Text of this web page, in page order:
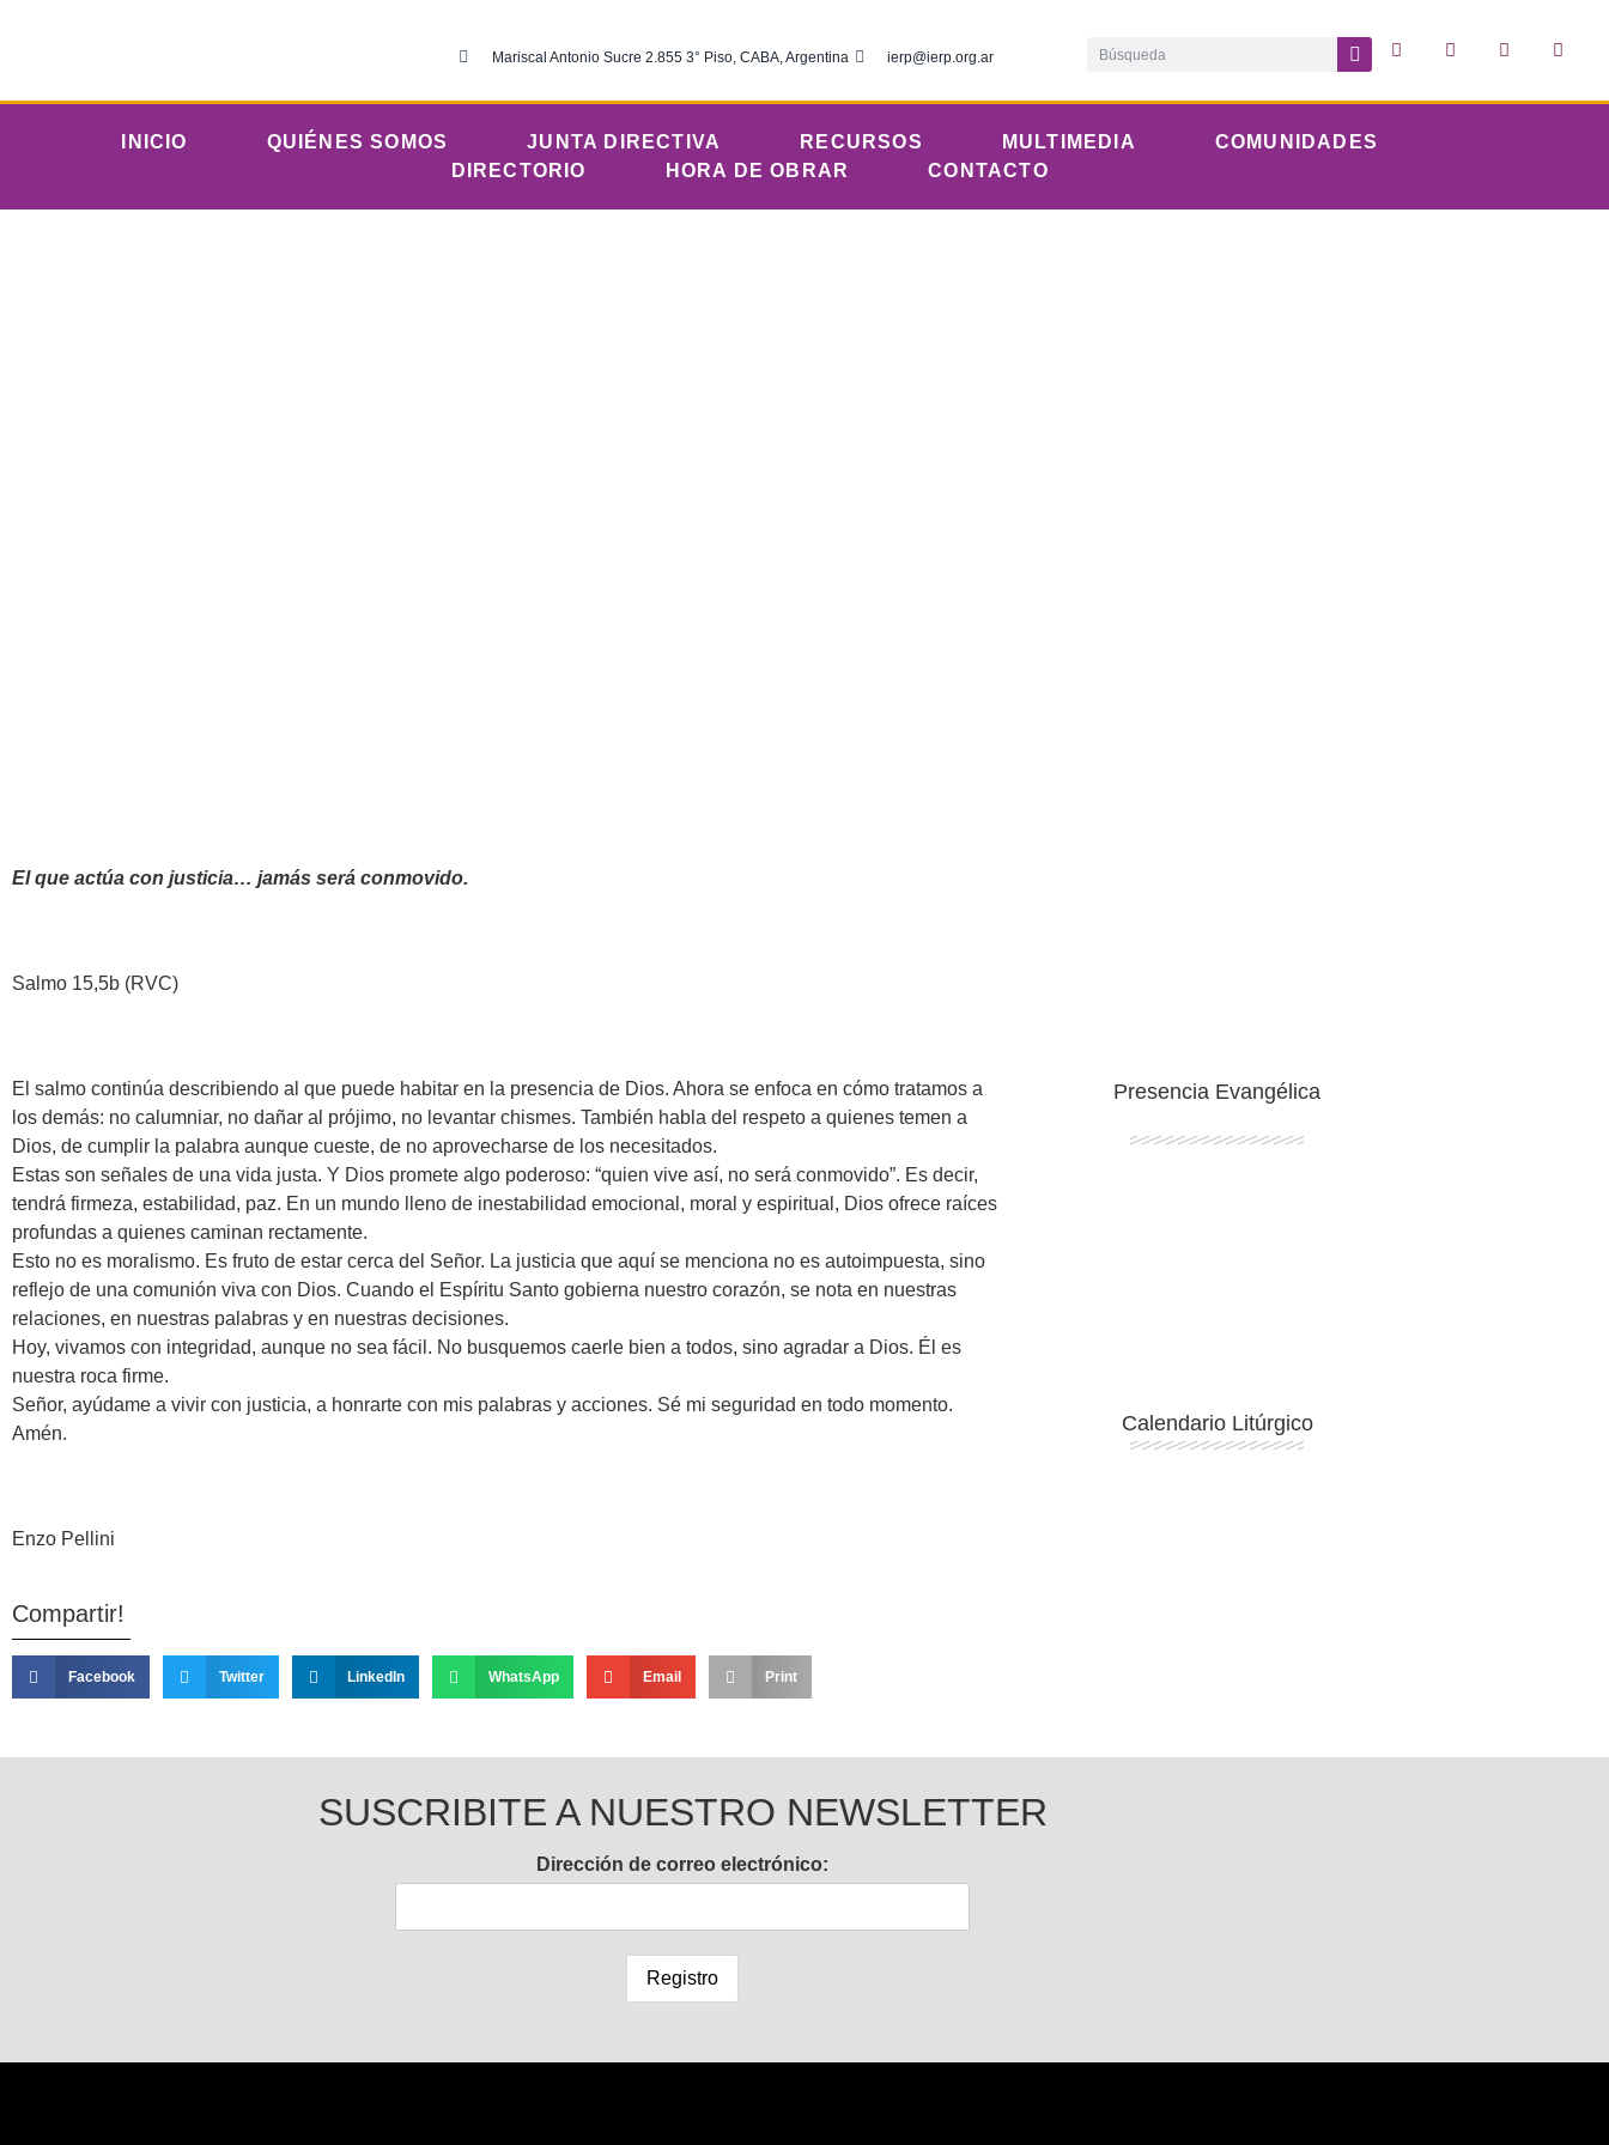
Mariscal Antonio Sucre 2.855 3° Piso, CABA, Argentina ierp@ierp.org.ar
INICIO QUIÉNES SOMOS JUNTA DIRECTIVA RECURSOS MULTIMEDIA
COMUNIDADES
DIRECTORIO
HORA DE OBRAR CONTACTO
El que actúa con justicia… jamás será conmovido.
Salmo 15,5b (RVC)
El salmo continúa describiendo al que puede habitar en la presencia de Dios. Ahora se enfoca en cómo tratamos a
los demás: no calumniar, no dañar al prójimo, no levantar chismes. También habla del respeto a quienes temen a
Dios, de cumplir la palabra aunque cueste, de no aprovecharse de los necesitados.
Estas son señales de una vida justa. Y Dios promete algo poderoso: “quien vive así, no será conmovido”. Es decir,
tendrá firmeza, estabilidad, paz. En un mundo lleno de inestabilidad emocional, moral y espiritual, Dios ofrece raíces
profundas a quienes caminan rectamente.
Esto no es moralismo. Es fruto de estar cerca del Señor. La justicia que aquí se menciona no es autoimpuesta, sino
reflejo de una comunión viva con Dios. Cuando el Espíritu Santo gobierna nuestro corazón, se nota en nuestras
relaciones, en nuestras palabras y en nuestras decisiones.
Hoy, vivamos con integridad, aunque no sea fácil. No busquemos caerle bien a todos, sino agradar a Dios. Él es
nuestra roca firme.
Señor, ayúdame a vivir con justicia, a honrarte con mis palabras y acciones. Sé mi seguridad en todo momento.
Amén.
Enzo Pellini
Compartir!
Facebook Twitter LinkedIn WhatsApp Email Print
Presencia Evangélica
Calendario Litúrgico
SUSCRIBITE A NUESTRO NEWSLETTER
Dirección de correo electrónico: